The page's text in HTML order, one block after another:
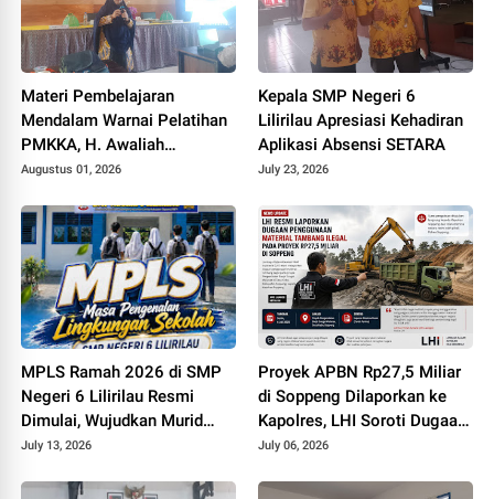
Materi Pembelajaran
Mendalam Warnai Pelatihan
PMKKA, H. Awaliah
Tekankan Pembelajaran
Augustus 01, 2026
Kepala SMP Negeri 6
Lilirilau Apresiasi Kehadiran
Aplikasi Absensi SETARA
July 23, 2026
MPLS Ramah 2026 di SMP
Negeri 6 Lilirilau Resmi
Dimulai, Wujudkan Murid
Berkarakter, Berprestasi, dan
July 13, 2026
Proyek APBN Rp27,5 Miliar
di Soppeng Dilaporkan ke
Kapolres, LHI Soroti Dugaan
Material Tambang Ilegal
July 06, 2026